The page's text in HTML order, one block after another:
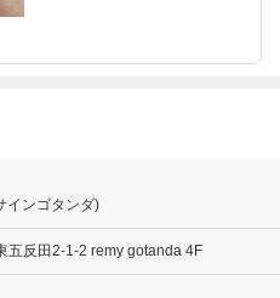
インゴタンダ)
五反田2-1-2 remy gotanda 4F